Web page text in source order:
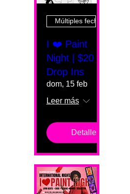
Múltiples fechas
I ❤️ Paint
Night | $20
Drop Ins
dom, 15 feb
Leer más
Detalles